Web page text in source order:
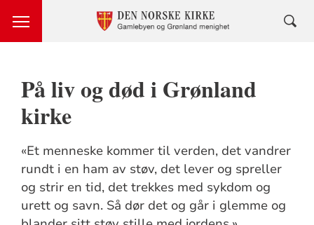
På liv og død i Grønland
kirke
«Et menneske kommer til verden, det vandrer
rundt i en ham av støv, det lever og spreller
og strir en tid, det trekkes med sykdom og
urett og savn. Så dør det og går i glemme og